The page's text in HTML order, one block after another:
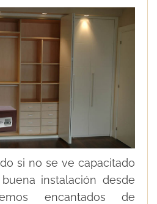
si no se ve capacitado
instalación desde
encantados de